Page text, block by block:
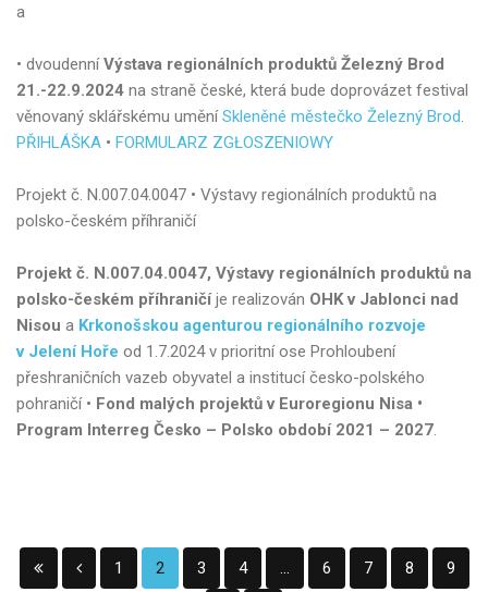
a
• dvoudenníVýstava regionálních produktů Železný Brod
21.-22.9.2024 na straně české, která bude doprovázet festival
věnovaný sklářskému uměníSkleněné městečko Železný Brod.
PŘIHLÁŠKA • FORMULARZ ZGŁOSZENIOWY
Projekt č. N.007.04.0047 • Výstavy regionálních produktů na
polsko-českém příhraničí
Projekt č. N.007.04.0047, Výstavy regionálních produktů na
polsko-českém příhraničíje realizován OHK v Jablonci nad
Nisou a Krkonošskou agenturou regionálního rozvoje
v Jelení Hoře od 1.7.2024 v prioritní ose Prohloubení
přeshraničních vazeb obyvatel a institucí česko-polského
pohraničí • Fond malých projektů v Euroregionu Nisa •
Program Interreg Česko – Polsko období 2021 – 2027.
1 2 3 4 ... 6 7 8 9